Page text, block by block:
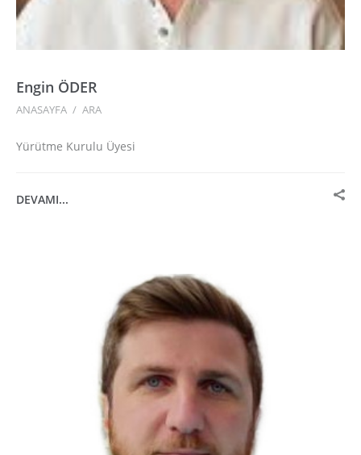
Engin ÖDER
ANASAYFA / ARA
Yürütme Kurulu Üyesi
DEVAMI...